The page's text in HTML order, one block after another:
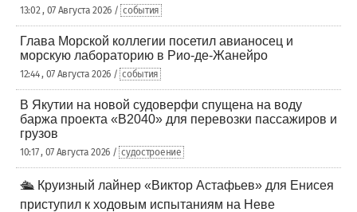
13:02 , 07 Августа 2026 / события
Глава Морской коллегии посетил авианосец и
морскую лабораторию в Рио-де-Жанейро
12:44 , 07 Августа 2026 / события
В Якутии на новой судоверфи спущена на воду
баржа проекта «В2040» для перевозки пассажиров и
грузов
10:17 , 07 Августа 2026 / судостроение
🛳️ Круизный лайнер «Виктор Астафьев» для Енисея
приступил к ходовым испытаниям на Неве